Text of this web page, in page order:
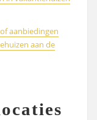
aanbiedingen
aan de